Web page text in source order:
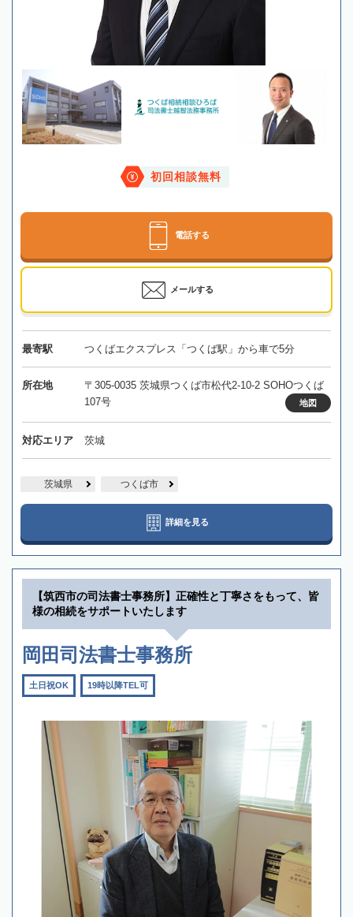
初回相談無料
電話する
メールする
最寄駅 つくばエクスプレス「つくば駅」から車で5分
所在地
〒305-0035 茨城県つくば市松代2-10-2 SOHOつくば
107号
地図
対応エリア 茨城
茨城県 つくば市
詳細を見る
【筑西市の司法書士事務所】正確性と丁寧さをもって、皆
様の相続をサポートいたします
岡田司法書士事務所
土日祝OK 19時以降TEL可